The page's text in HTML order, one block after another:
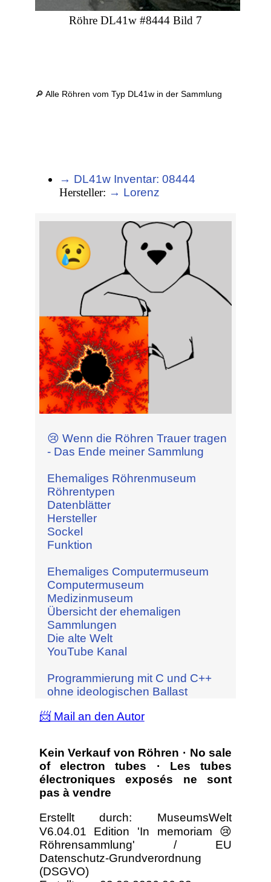
Röhre DL41w #8444 Bild 7
🔎 Alle Röhren vom Typ DL41w in der Sammlung
→ DL41w Inventar: 08444
Hersteller: → Lorenz
😢 Wenn die Röhren Trauer tragen
- Das Ende meiner Sammlung
Ehemaliges Röhrenmuseum
Röhrentypen
Datenblätter
Hersteller
Sockel
Funktion
Ehemaliges Computermuseum
Computermuseum
Medizinmuseum
Übersicht der ehemaligen
Sammlungen
Die alte Welt
YouTube Kanal
Programmierung mit C und C++
ohne ideologischen Ballast
📨 Mail an den Autor
Kein Verkauf von Röhren · No sale
of electron tubes · Les tubes
électroniques exposés ne sont
pas à vendre
Erstellt durch: MuseumsWelt
V6.04.01 Edition 'In memoriam 😢
Röhrensammlung' / EU
Datenschutz-Grundverordnung
(DSGVO)